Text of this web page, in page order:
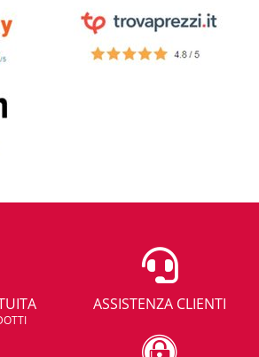
ASSISTENZA CLIENTI